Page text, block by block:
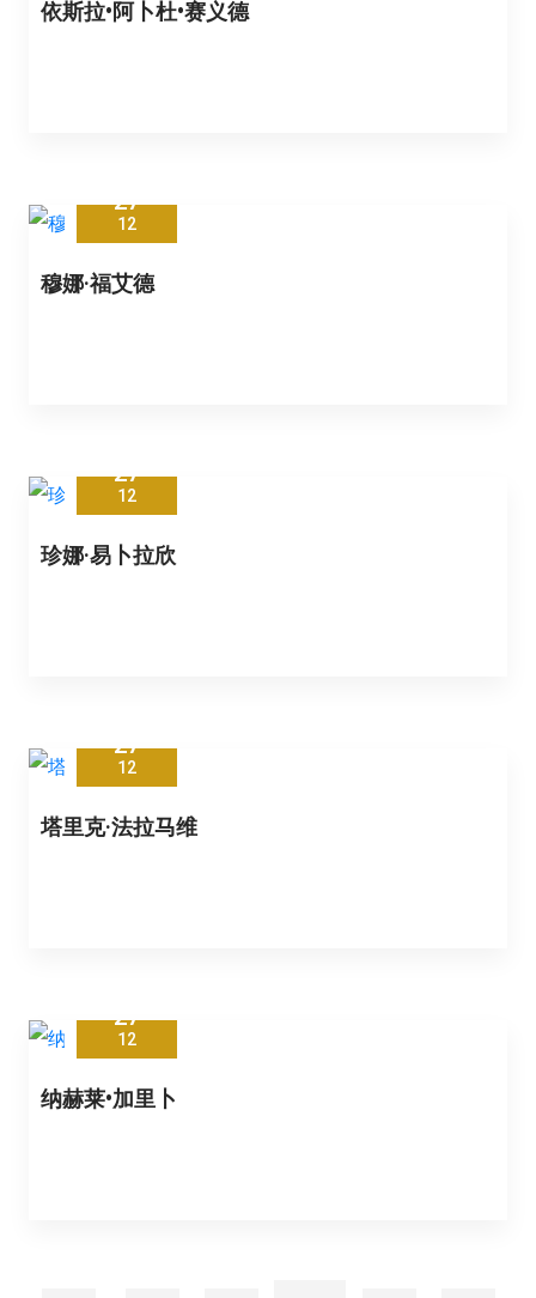
依斯拉•阿卜杜•赛义德
27
12
穆娜·福艾德
27
12
珍娜·易卜拉欣
27
12
塔里克·法拉马维
27
12
纳赫莱•加里卜